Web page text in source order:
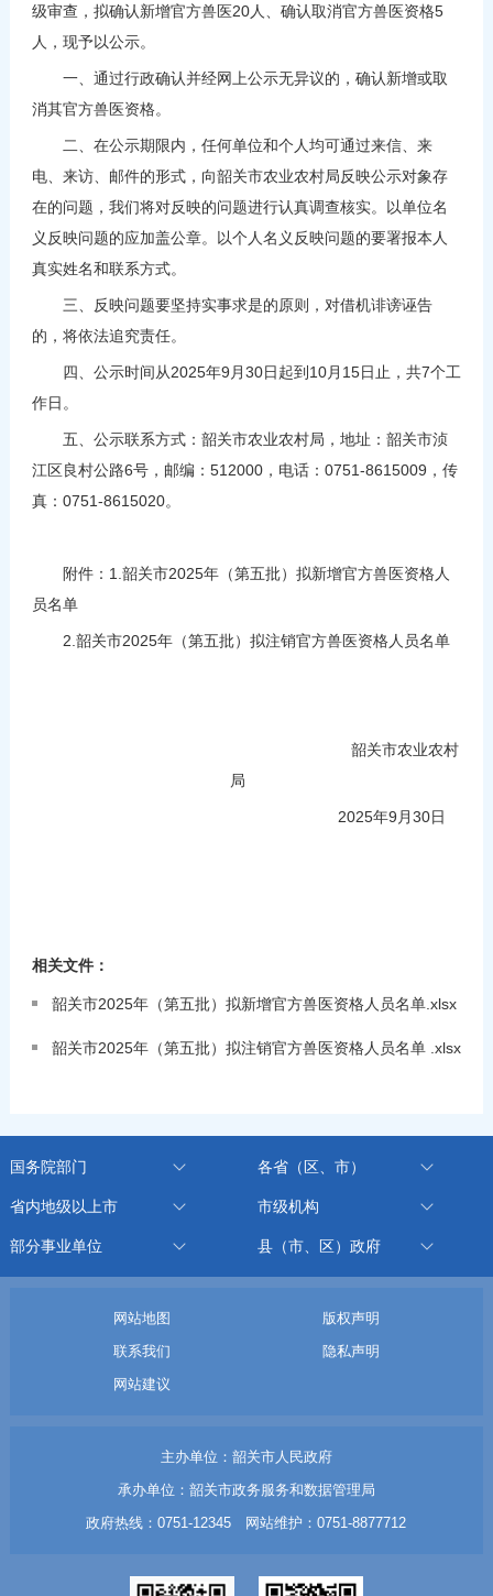
级审查，拟确认新增官方兽医20人、确认取消官方兽医资格5
人，现予以公示。
一、通过行政确认并经网上公示无异议的，确认新增或取
消其官方兽医资格。
二、在公示期限内，任何单位和个人均可通过来信、来
电、来访、邮件的形式，向韶关市农业农村局反映公示对象存
在的问题，我们将对反映的问题进行认真调查核实。以单位名
义反映问题的应加盖公章。以个人名义反映问题的要署报本人
真实姓名和联系方式。
三、反映问题要坚持实事求是的原则，对借机诽谤诬告
的，将依法追究责任。
四、公示时间从2025年9月30日起到10月15日止，共7个工
作日。
五、公示联系方式：韶关市农业农村局，地址：韶关市浈
江区良村公路6号，邮编：512000，电话：0751-8615009，传
真：0751-8615020。
附件：1.韶关市2025年（第五批）拟新增官方兽医资格人
员名单
2.韶关市2025年（第五批）拟注销官方兽医资格人员名单
韶关市农业农村
局
2025年9月30日
相关文件：
韶关市2025年（第五批）拟新增官方兽医资格人员名单.xlsx
韶关市2025年（第五批）拟注销官方兽医资格人员名单 .xlsx
国务院部门 各省（区、市）
省内地级以上市 市级机构
部分事业单位 县（市、区）政府
网站地图
版权声明
联系我们
隐私声明
网站建议
主办单位：韶关市人民政府
承办单位：韶关市政务服务和数据管理局
政府热线：0751-12345 网站维护：0751-8877712